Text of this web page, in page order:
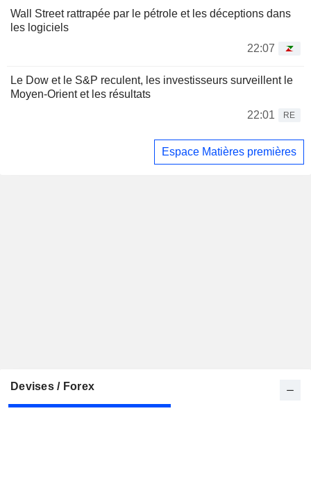
Wall Street rattrapée par le pétrole et les déceptions dans
les logiciels
22:07
Le Dow et le S&P reculent, les investisseurs surveillent le
Moyen-Orient et les résultats
22:01
RE
Espace Matières premières
Devises / Forex